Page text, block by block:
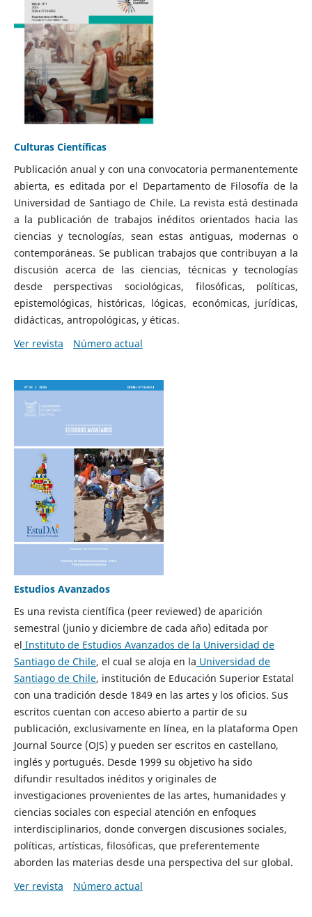
Culturas Científicas
Publicación anual y con una convocatoria permanentemente
abierta, es editada por el Departamento de Filosofía de la
Universidad de Santiago de Chile. La revista está destinada
a la publicación de trabajos inéditos orientados hacia las
ciencias y tecnologías, sean estas antiguas, modernas o
contemporáneas. Se publican trabajos que contribuyan a la
discusión acerca de las ciencias, técnicas y tecnologías
desde perspectivas sociológicas, filosóficas, políticas,
epistemológicas, históricas, lógicas, económicas, jurídicas,
didácticas, antropológicas, y éticas.
Ver revista
Número actual
Estudios Avanzados
Es una revista científica (peer reviewed) de aparición
semestral (junio y diciembre de cada año) editada por
el Instituto de Estudios Avanzados de la Universidad de
Santiago de Chile, el cual se aloja en la Universidad de
Santiago de Chile, institución de Educación Superior Estatal
con una tradición desde 1849 en las artes y los oficios. Sus
escritos cuentan con acceso abierto a partir de su
publicación, exclusivamente en línea, en la plataforma Open
Journal Source (OJS) y pueden ser escritos en castellano,
inglés y portugués. Desde 1999 su objetivo ha sido
difundir resultados inéditos y originales de
investigaciones provenientes de las artes, humanidades y
ciencias sociales con especial atención en enfoques
interdisciplinarios, donde convergen discusiones sociales,
políticas, artísticas, filosóficas, que preferentemente
aborden las materias desde una perspectiva del sur global.
Ver revista
Número actual